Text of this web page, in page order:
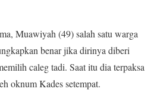
Muawiyah (49) salah satu warga
benar jika dirinya diberi
caleg tadi. Saat itu dia terpaksa
oknum Kades setempat.